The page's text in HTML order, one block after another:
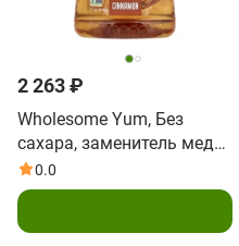
2 263 ₽
Wholesome Yum, Без
сахара, заменитель меда,
корица, 312 г (11 унций)
0.0